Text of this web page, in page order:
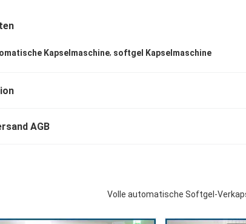
Kapselmaschine, softgel Kapselmaschine
AGB
Volle automatische Softgel-